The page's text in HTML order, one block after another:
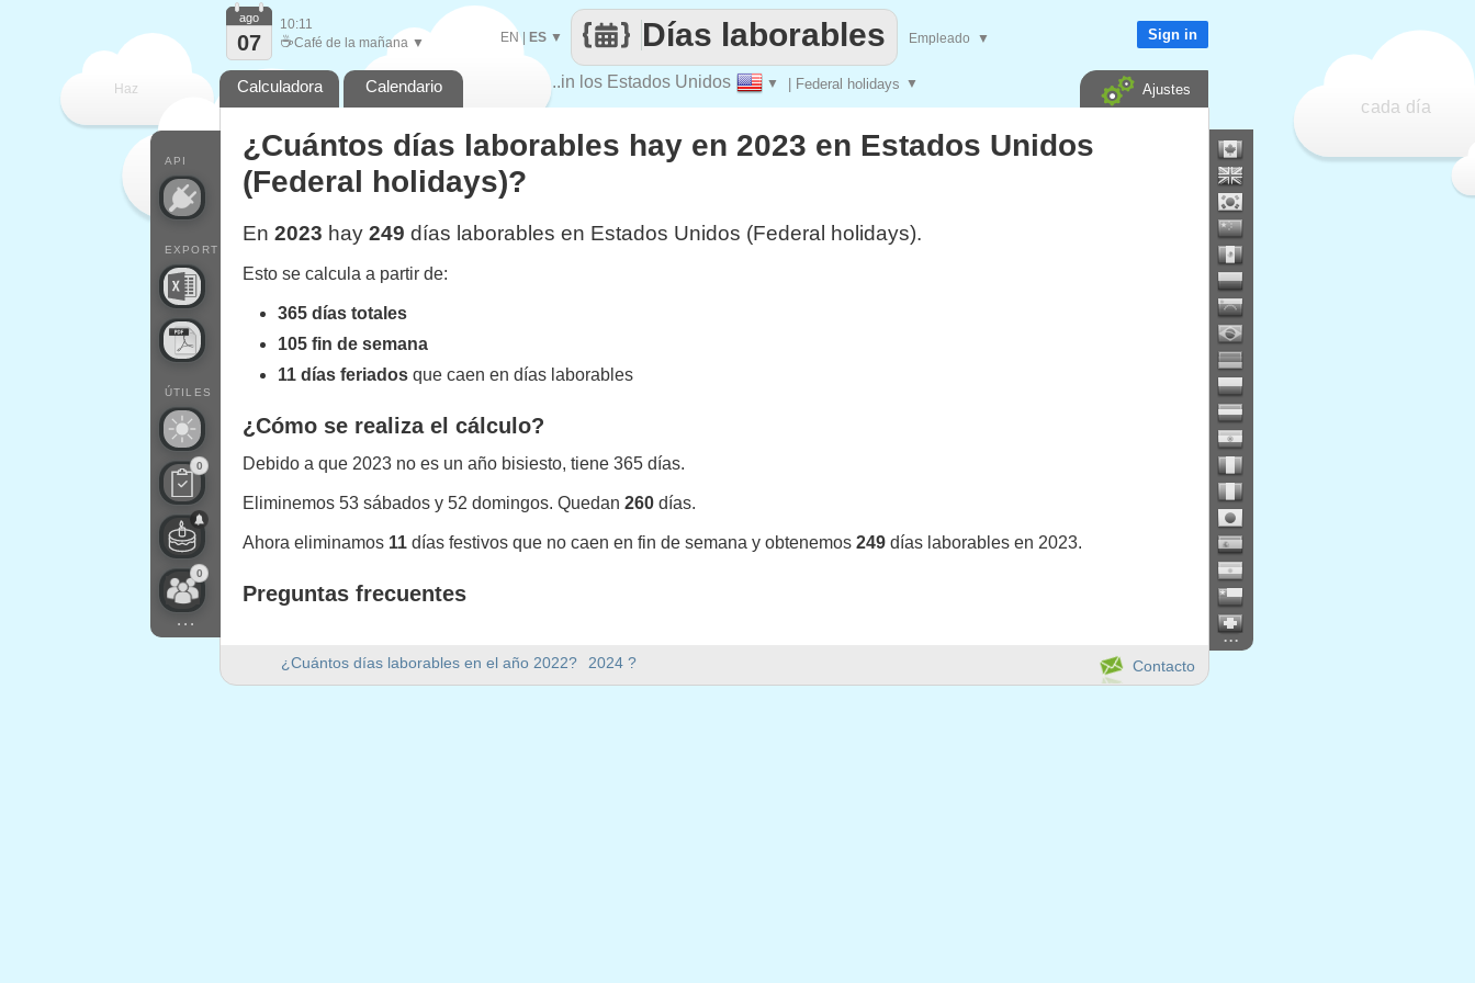
Haz
que
cada día
..in los Estados Unidos ▼ | Federal holidays ▼
Días laborables
EN| ES ▼ Empleado ▼
API
EXPORT
ÚTILES
0
0
...
ago
07
10:11
☕Café de la mañana ▼ Sign in
Calculadora Calendario Ajustes
¿Cuántos días laborables en el año 2022? 2024 ?
...
Contacto
¿Cuántos días laborables hay en 2023 en Estados Unidos
(Federal holidays)?
En 2023 hay 249 días laborables en Estados Unidos (Federal holidays).
Esto se calcula a partir de:
365 días totales
105 fin de semana
11 días feriados que caen en días laborables
¿Cómo se realiza el cálculo?
Debido a que 2023 no es un año bisiesto, tiene 365 días.
Eliminemos 53 sábados y 52 domingos. Quedan 260 días.
Ahora eliminamos 11 días festivos que no caen en fin de semana y obtenemos 249 días laborables en 2023.
Preguntas frecuentes
Hay 249 días laborables en 2023 en Estados Unidos (Federal holidays).